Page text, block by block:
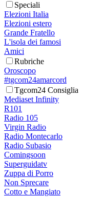
Speciali
Elezioni Italia
Elezioni estero
Grande Fratello
L'isola dei famosi
Amici
Rubriche
Oroscopo
#tgcom24amarcord
Tgcom24 Consiglia
Mediaset Infinity
R101
Radio 105
Virgin Radio
Radio Montecarlo
Radio Subasio
Comingsoon
Superguidatv
Zuppa di Porro
Non Sprecare
Cotto e Mangiato